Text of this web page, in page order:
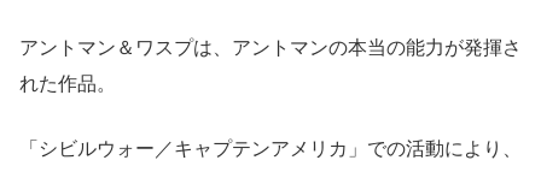
アントマン＆ワスプは、アントマンの本当の能力が発揮さ
れた作品。
「シビルウォー／キャプテンアメリカ」での活動により、